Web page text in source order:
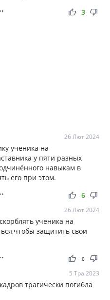
thumb_up thumb_down
3
26 Лют 2024
ученика на
у пяти разных
навыкам в
его при этом.
thumb_up thumb_down
6
26 Лют 2024
ученика на
защитить свои
thumb_up thumb_down
0
5 Тра 2023
трагически погибла